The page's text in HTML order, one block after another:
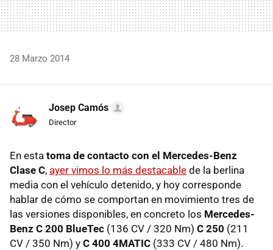
28 Marzo 2014
Josep Camós
Director
En esta toma de contacto con el Mercedes-Benz
Clase C, ayer vimos lo más destacable de la berlina
media con el vehículo detenido, y hoy corresponde
hablar de cómo se comportan en movimiento tres de
las versiones disponibles, en concreto los Mercedes-
Benz C 200 BlueTec (136 CV / 320 Nm) C 250 (211
CV / 350 Nm) y C 400 4MATIC (333 CV / 480 Nm).